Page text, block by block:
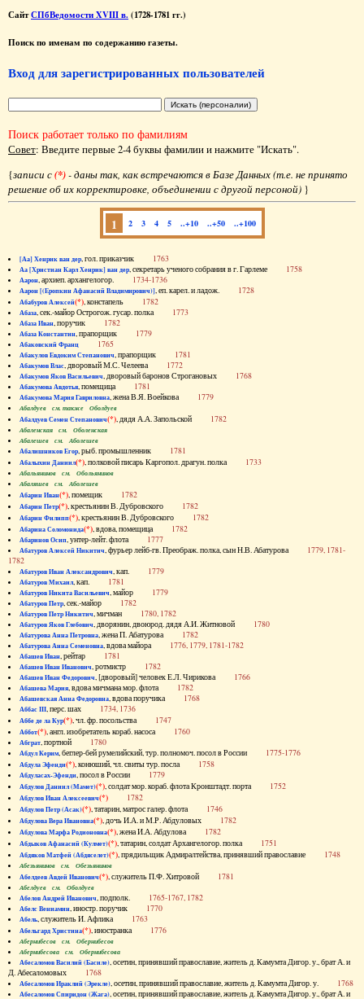
СайтСПбВедомости XVIII в. (1728-1781 гг.)
Поиск по именам по содержанию газеты.
Вход для зарегистрированных пользователей
Поиск работает только по фамилиям
Совет: Введите первые 2-4 буквы фамилии и нажмите "Искать".
{записи с(*)- даны так, как встречаются в Базе Данных (т.е. не принято
решение об их корректировке, объединении с другой персоной) }
1 2 3 4 5 ..+10 ..+50 ..+100
[Аа] Хенрик ван дер, гол. приказчик 1763
Аа [Христиан Карл Хенрик] ван дер, секретарь ученого собрания в г. Гарлеме 1758
Аарон, архиеп. архангелогор. 1734-1736
Аарон [(Еропкин Афанасий Владимирович)], еп. карел. и ладож. 1728
Абабуров Алексей(*), констапель 1782
Абаза, сек.-майор Острогож. гусар. полка 1773
Абаза Иван, поручик 1782
Абаза Константин, прапорщик 1779
Абаковский Франц 1765
Абакулов Евдоким Степанович, прапорщик 1781
Абакумов Влас, дворовый М.С. Челеева 1772
Абакумов Яков Васильевич, дворовый баронов Строгановых 1768
Абакумова Авдотья, помещица 1781
Абакумова Мария Гавриловна, жена В.Я. Воейкова 1779
Абалдуев см. также Оболдуев
Абалдуев Семен Степанович(*), дядя А.А. Запольской 1782
Абаленская см. Оболенская
Абалешев см. Аболешев
Абалишников Егор, рыб. промышленник 1781
Абалыхин Даниил(*), полковой писарь Каргопол. драгун. полка 1733
Абальянинов см. Обольянинов
Абаляшев см. Аболешев
Абарин Иван(*), помещик 1782
Абарин Петр(*), крестьянин В. Дубровского 1782
Абарин Филипп(*), крестьянин В. Дубровского 1782
Абарина Соломонида(*), вдова, помещица 1782
Абаринов Осип, унтер-лейт. флота 1777
Абатуров Алексей Никитич, фурьер лейб-гв. Преображ. полка, сын Н.В. Абатурова 1779, 1781-
1782
Абатуров Иван Александрович, кап. 1779
Абатуров Михаил, кап. 1781
Абатуров Никита Васильевич, майор 1779
Абатуров Петр, сек.-майор 1782
Абатуров Петр Никитич, мичман 1780, 1782
Абатуров Яков Глебович, дворянин, двоюрод. дядя А.И. Житновой 1780
Абатурова Анна Петровна, жена П. Абатурова 1782
Абатурова Анна Семеновна, вдова майора 1776, 1779, 1781-1782
Абашев Иван, рейтар 1781
Абашев Иван Иванович, ротмистр 1782
Абашев Иван Федорович, [дворовый] человек Е.Л. Чирикова 1766
Абашева Мария, вдова мичмана мор. флота 1782
Абашевская Анна Федоровна, вдова поручика 1768
Аббас III, перс. шах 1734, 1736
Аббе де ла Кур(*), чл. фр. посольства 1747
Аббот(*), англ. изобретатель кораб. насоса 1760
Абграт, портной 1780
Абдул Керим, беглер-бей румелийский, тур. полномоч. посол в России 1775-1776
Абдула Эфенди(*), конюший, чл. свиты тур. посла 1758
Абдуласах-Эфенди, посол в России 1779
Абдулов Даниил (Мамет)(*), солдат мор. кораб. флота Кронштадт. порта 1752
Абдулов Иван Алексеевич(*) 1782
Абдулов Петр (Асак)(*), татарин, матрос галер. флота 1746
Абдулова Вера Ивановна(*), дочь И.А. и М.Р. Абдуловых 1782
Абдулова Марфа Родионовна(*), жена И.А. Абдулова 1782
Абдыков Афанасий (Кулмет)(*), татарин, солдат Архангелогор. полка 1751
Абдяков Матфей (Абдяселет)(*), прядильщик Адмиралтейства, принявший православие 1748
Абезьянинов см. Обезьянинов
Абелдеев Авдей Иванович(*), служитель П.Ф. Хитровой 1781
Абелдуев см. Оболдуев
Абелов Андрей Иванович, подполк. 1765-1767, 1782
Абелс Вениамин, иностр. поручик 1770
Абель, служитель И. Афлика 1763
Абельгард Христина(*), иностранка 1776
Абернибесов см. Обернибесов
Абернибесова см. Обернибесова
Абесаломов Василий (Басиле), осетин, принявший православие, житель д. Камумта Дигор. у., брат А. и
Д. Абесаломовых 1768
Абесаломов Ираклий (Эрекле), осетин, принявший православие, житель д. Камумта Дигор. у. 1768
Абесаломов Спиридон (Жага), осетин, принявший православие, житель д. Камумта Дигор. у., брат А. и